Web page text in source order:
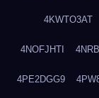
4KWTO3AT
4NOFJHTI
4PE2DGG9